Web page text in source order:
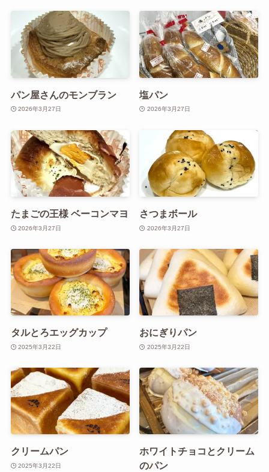
パン屋さんのモンブラン
2026年3月27日
塩パン
2026年3月27日
たまごの王様 ベーコンマヨ
2026年3月27日
さつまボール
2026年3月27日
タルとろエッグカップ
2025年3月22日
おにぎりパン
2025年3月22日
クリームパン
2025年3月22日
ホワイトチョコとクリーム
のパン